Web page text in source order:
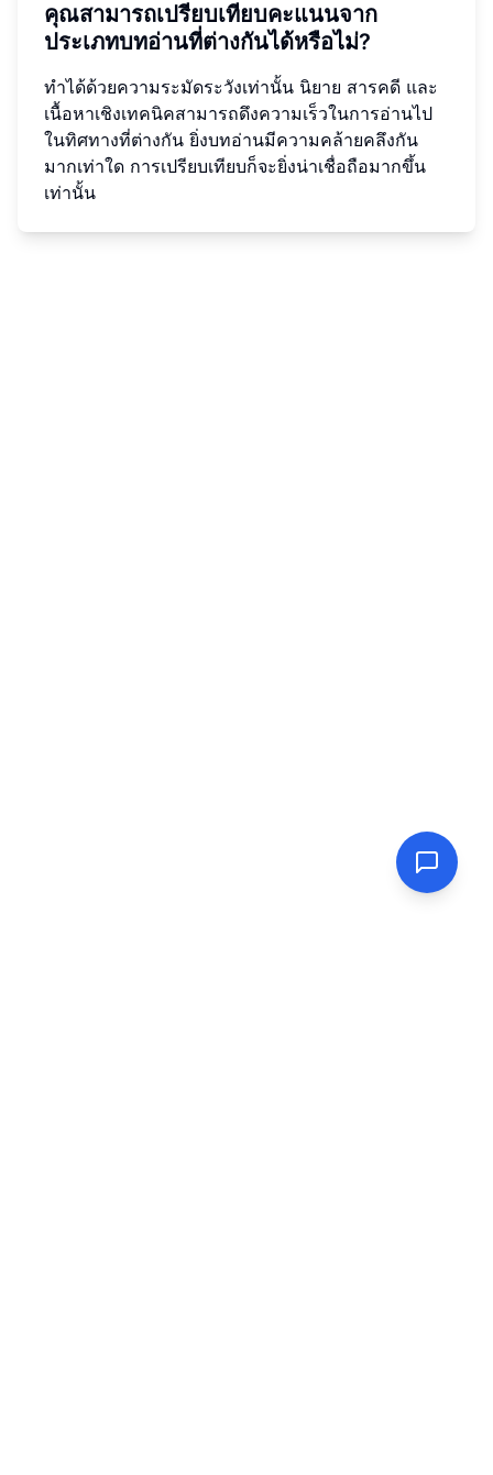
คุณสามารถเปรียบเทียบคะแนนจาก
ประเภทบทอ่านที่ต่างกันได้หรือไม่?
ทำได้ด้วยความระมัดระวังเท่านั้น นิยาย สารคดี และ
เนื้อหาเชิงเทคนิคสามารถดึงความเร็วในการอ่านไป
ในทิศทางที่ต่างกัน ยิ่งบทอ่านมีความคล้ายคลึงกัน
มากเท่าใด การเปรียบเทียบก็จะยิ่งน่าเชื่อถือมากขึ้น
เท่านั้น